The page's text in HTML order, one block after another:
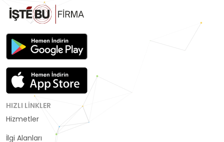
HIZLI LINKLER
Hizmetler
İlgi Alanları